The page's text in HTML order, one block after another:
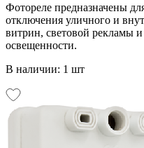
Фотореле предназначены
отключения уличного и
витрин, световой рекламы
освещенности.
В наличии: 1 шт